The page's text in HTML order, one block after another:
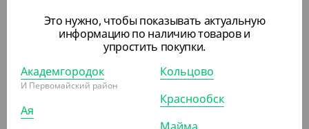
Это нужно, чтобы показывать актуальную
информацию по наличию товаров и
упростить покупки.
Академгородок
И Первомайский район
Ая
Кольцово
Краснообск
Майма